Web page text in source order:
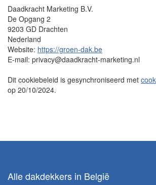
Daadkracht Marketing B.V.
De Opgang 2
9203 GD Drachten
Nederland
Website: https://groen-dak.be
E-mail: privacy@daadkracht-marketing.nl
Dit cookiebeleid is gesynchroniseerd met
op 20/10/2024.
Alle dakdekkers in België